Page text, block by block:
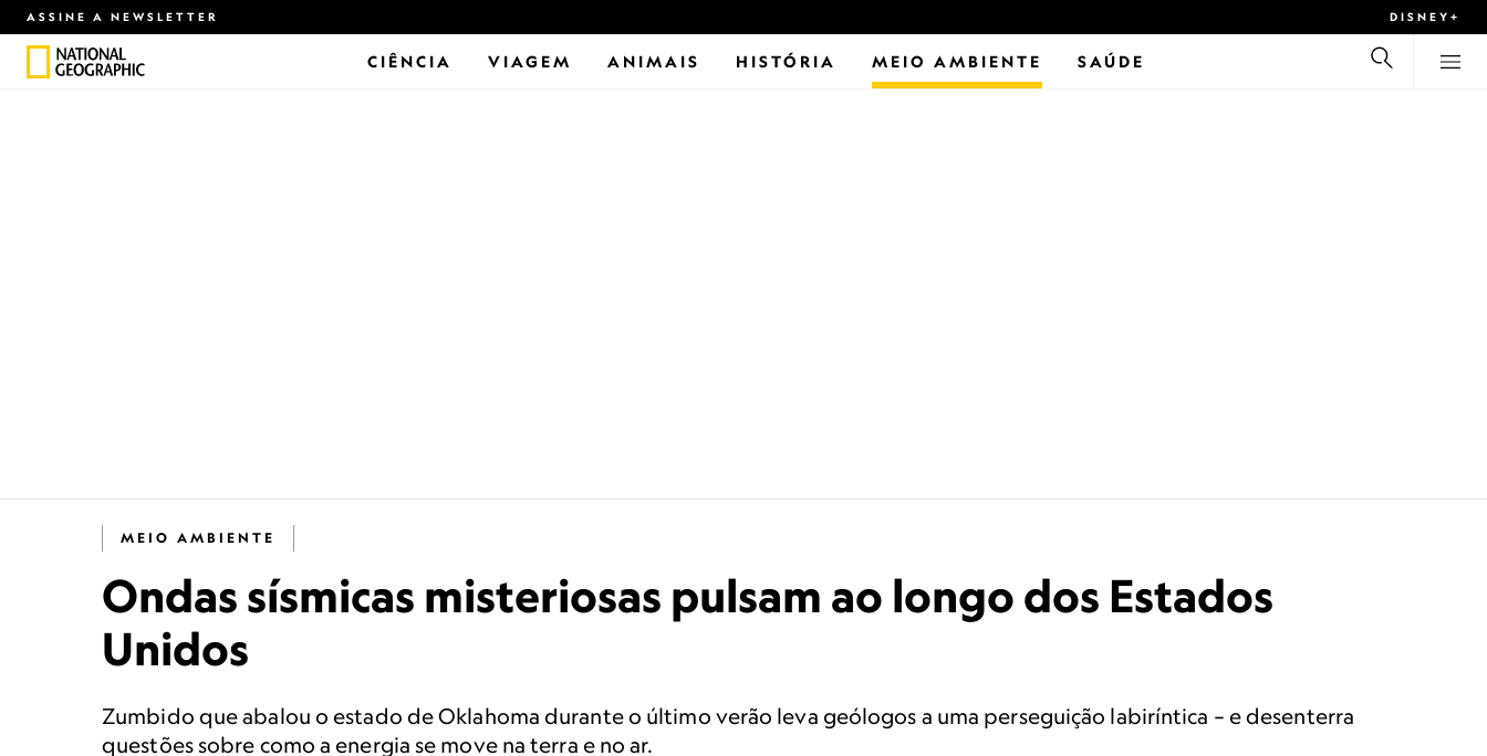
ASSINE A NEWSLETTER DISNEY+
CIÊNCIA VIAGEM ANIMAIS HISTÓRIA MEIO AMBIENTE SAÚDE
MEIO AMBIENTE
Ondas sísmicas misteriosas pulsam ao longo dos Estados
Unidos
Zumbido que abalou o estado de Oklahoma durante o último verão leva geólogos a uma perseguição labiríntica – e desenterra
questões sobre como a energia se move na terra e no ar.